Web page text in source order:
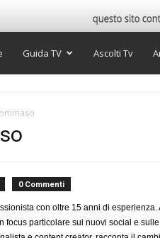
Guida TV Ascolti Tv
0 Commenti
con oltre 15 anni di
focus particolare sui nuovi social e